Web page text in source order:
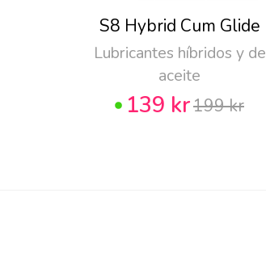
S8 Hybrid Cum Glide
Lubricantes híbridos y de
aceite
139 kr199 kr